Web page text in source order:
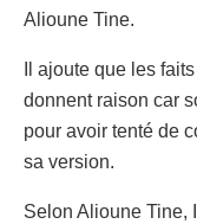
Alioune Tine.
Il ajoute que les
donnent raison car
pour avoir tenté de
sa version.
Selon Alioune Tine,